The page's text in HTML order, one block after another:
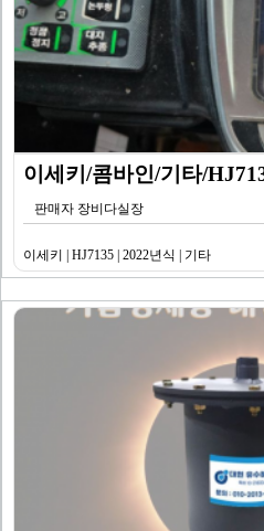
이세키/콤바인/기타/
판매자 장비다실장
이세키 | HJ7135 | 2022년식 | 기타